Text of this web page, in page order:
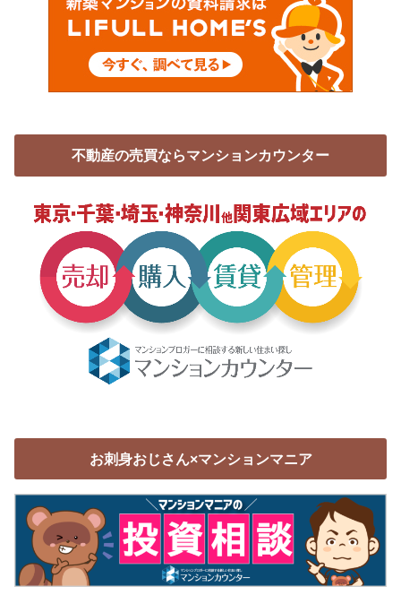
不動産の売買ならマンションカウンター
お刺身おじさん×マンションマニア